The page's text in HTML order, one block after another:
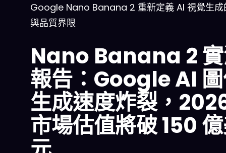
Google Nano Banana 2 重新定義 AI 視覺生成
與品質界限
Nano Banana 2
報告：Google AI
生成速度炸裂，
市場估值將破 150